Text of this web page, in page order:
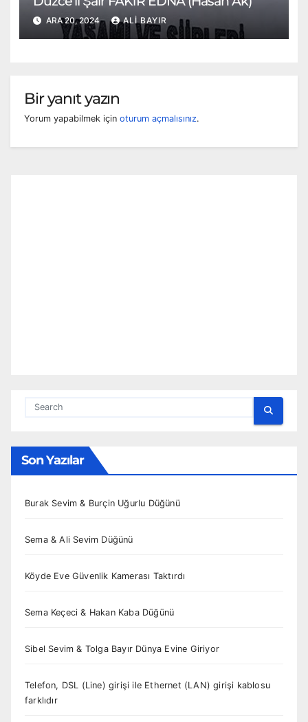
ARA 20, 2024 ALI BAYIR
Bir yanıt yazın
Yorum yapabilmek için oturum açmalısınız.
Son Yazılar
Burak Sevim & Burçin Uğurlu Düğünü
Sema & Ali Sevim Düğünü
Köyde Eve Güvenlik Kamerası Taktırdı
Sema Keçeci & Hakan Kaba Düğünü
Sibel Sevim & Tolga Bayır Dünya Evine Giriyor
Telefon, DSL (Line) girişi ile Ethernet (LAN) girişi kablosu
farklıdır